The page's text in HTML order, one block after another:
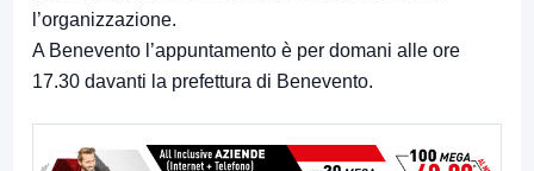
l’organizzazione.
A Benevento l’appuntamento è per domani alle ore
17.30 davanti la prefettura di Benevento.